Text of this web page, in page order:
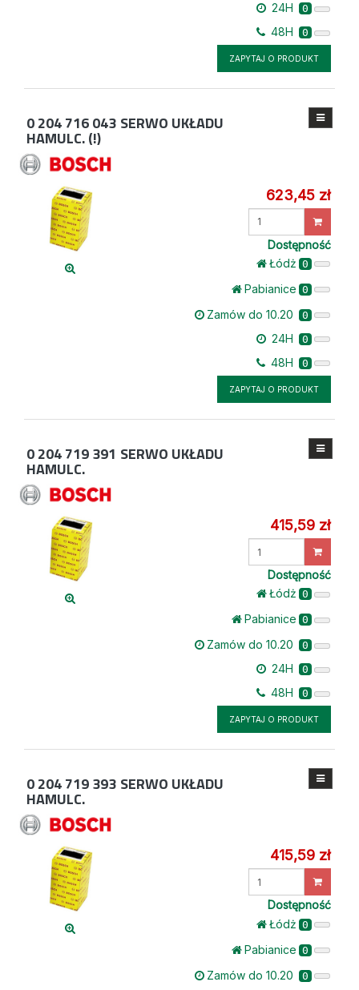
24H 0
48H 0
ZAPYTAJ O PRODUKT
0 204 716 043 SERWO UKŁADU
HAMULC. (!)
623,45 zł
Wprowadź
Dostępność
Łódż 0
Pabianice 0
Zamów do 10.20 0
24H 0
48H 0
ZAPYTAJ O PRODUKT
0 204 719 391 SERWO UKŁADU
HAMULC.
415,59 zł
Dostępność
Łódż 0
Pabianice 0
Zamów do 10.20 0
24H 0
48H 0
ZAPYTAJ O PRODUKT
0 204 719 393 SERWO UKŁADU
HAMULC.
415,59 zł
Wprowadź
ilość
Dostępność
Łódż 0
Pabianice 0
Zamów do 10.20 0